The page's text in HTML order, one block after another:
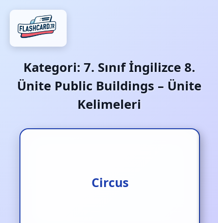
Kategori: 7. Sınıf İngilizce 8.
Ünite Public Buildings – Ünite
Kelimeleri
Circus
Sirk